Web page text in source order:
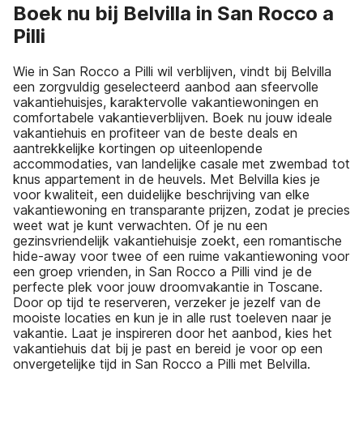
Boek nu bij Belvilla in San Rocco a
Pilli
Wie in San Rocco a Pilli wil verblijven, vindt bij Belvilla
een zorgvuldig geselecteerd aanbod aan sfeervolle
vakantiehuisjes, karaktervolle vakantiewoningen en
comfortabele vakantieverblijven. Boek nu jouw ideale
vakantiehuis en profiteer van de beste deals en
aantrekkelijke kortingen op uiteenlopende
accommodaties, van landelijke casale met zwembad tot
knus appartement in de heuvels. Met Belvilla kies je
voor kwaliteit, een duidelijke beschrijving van elke
vakantiewoning en transparante prijzen, zodat je precies
weet wat je kunt verwachten. Of je nu een
gezinsvriendelijk vakantiehuisje zoekt, een romantische
hide-away voor twee of een ruime vakantiewoning voor
een groep vrienden, in San Rocco a Pilli vind je de
perfecte plek voor jouw droomvakantie in Toscane.
Door op tijd te reserveren, verzeker je jezelf van de
mooiste locaties en kun je in alle rust toeleven naar je
vakantie. Laat je inspireren door het aanbod, kies het
vakantiehuis dat bij je past en bereid je voor op een
onvergetelijke tijd in San Rocco a Pilli met Belvilla.